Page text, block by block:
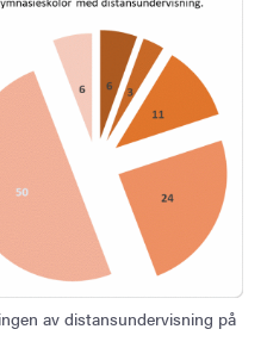
av distansundervisning på